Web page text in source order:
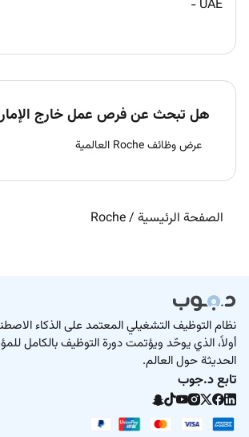
UAE
-
هل تبحث عن فرص عمل خارج
عرض وظائف Roche العالمية
الصفحة الرئيسية /
Roche
نظام التوظيف التشغيلي المعتمد على الذكاء
أولاً، الذي يوحّد ويؤتمت دورة التوظيف بالكامل
الحديثة حول العالم.
تابع د.جوب